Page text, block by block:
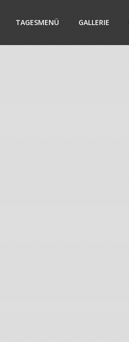
TAGESMENÜ GALLERIE